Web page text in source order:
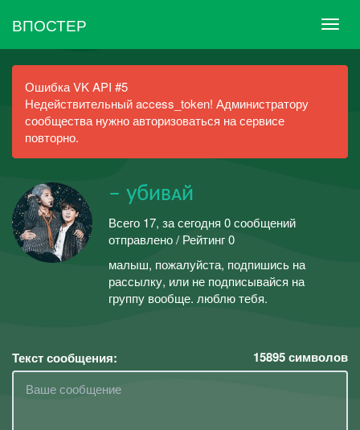
ВПОСТЕР
Ошибка VK API #5
Недействительный access_token! Администратору
сообщества нужно авторизоваться на сервисе
повторно.
– убивᴀй
Всего 17, за сегодня 0 сообщений
отправлено / Рейтинг 0
малыш, пожалуйста, подпишись на
рассылку, или не подписывайся на
группу вообще. люблю тебя.
Текст сообщения: 15895символов